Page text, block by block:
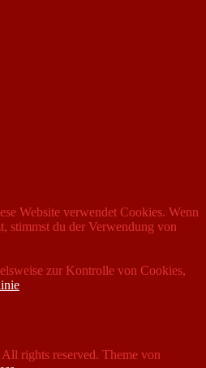
Website verwendet Cookies. Wenn
stimmst du der Verwendung von
zur Kontrolle von Cookies,
All rights reserved. Theme von